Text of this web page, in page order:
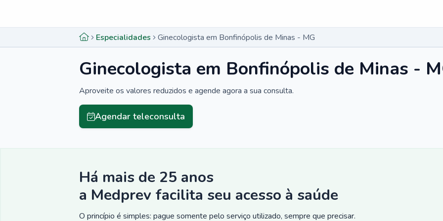
Especialidades Ginecologista em Bonfinópolis de Minas - MG
Ginecologista em Bonfinópolis de Minas -
Aproveite os valores reduzidos e agende agora a sua consulta.
Agendar teleconsulta
Há mais de 25 anos
a Medprev facilita seu acesso à saúde
O princípio é simples: pague somente pelo serviço utilizado, sempre que precisar.